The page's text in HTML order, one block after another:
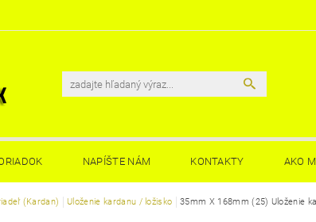
NAPÍŠTE NÁM KONTAKTY AKO
(Kardan) Uloženie kardanu / ložisko 35mm X 168mm (25) Uloženie